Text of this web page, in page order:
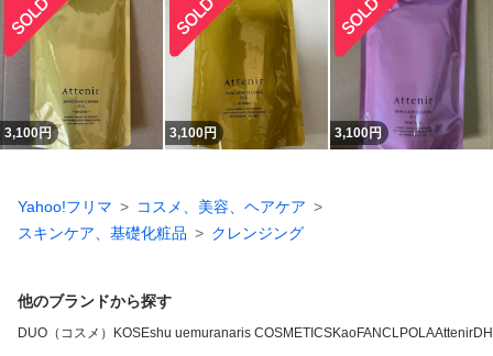
3,100円 3,100円 3,100円
Yahoo!フリマ
コスメ、美容、ヘアケア
スキンケア、基礎化粧品
クレンジング
他のブランドから探す
DUO（コスメ） KOSEshu uemuranaris COSMETICSKaoFANCLPOLAAttenir